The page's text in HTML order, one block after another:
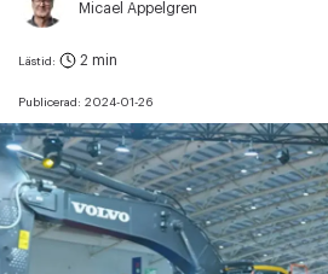
Micael Appelgren
Publicerad: 2024-01-26
Lästid: 2 min